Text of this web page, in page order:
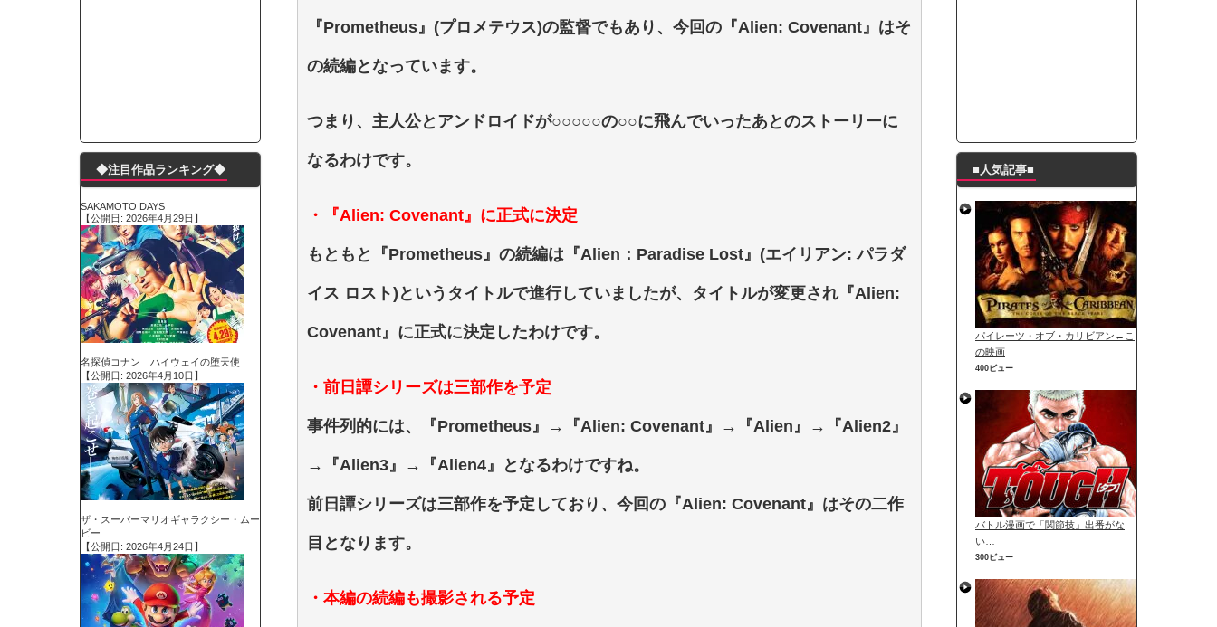
本田翼が好きなB'zの曲ランキングが酷すぎるｗｗｗｗｗ
『Prometheus』(プロメテウス)の監督でもあり、今回の『Alien: Covenant』はそ
の続編となっています。
つまり、主人公とアンドロイドが○○○○○の○○に飛んでいったあとのストーリーに
なるわけです。
・『Alien: Covenant』に正式に決定
もともと『Prometheus』の続編は『Alien：Paradise Lost』(エイリアン: パラダ
イス ロスト)というタイトルで進行していましたが、タイトルが変更され『Alien:
Covenant』に正式に決定したわけです。
・前日譚シリーズは三部作を予定
事件列的には、『Prometheus』→『Alien: Covenant』→『Alien』→『Alien2』
→『Alien3』→『Alien4』となるわけですね。
前日譚シリーズは三部作を予定しており、今回の『Alien: Covenant』はその二作
目となります。
・本編の続編も撮影される予定
◆注目作品ランキング◆
SAKAMOTO DAYS
【公開日: 2026年4月29日】
名探偵コナン ハイウェイの堕天使
【公開日: 2026年4月10日】
ザ・スーパーマリオギャラクシー・ムー
ビー
【公開日: 2026年4月24日】
■人気記事■
パイレーツ・オブ・カリビアン←こ
の映画
400ビュー
バトル漫画で「関節技」出番がな
い…
300ビュー